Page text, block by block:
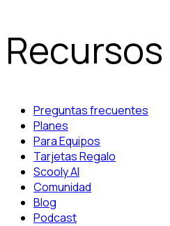
Recursos
Preguntas frecuentes
Planes
Para Equipos
Tarjetas Regalo
Scooly AI
Comunidad
Blog
Podcast